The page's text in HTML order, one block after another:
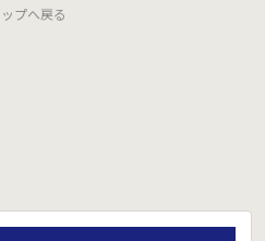
ップへ戻る